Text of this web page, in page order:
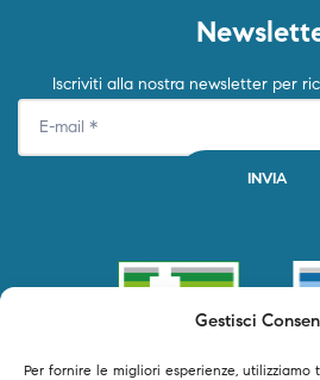
Gestisci
Per fornire le migliori esperienze,
Iscriviti alla nostra newsletter per